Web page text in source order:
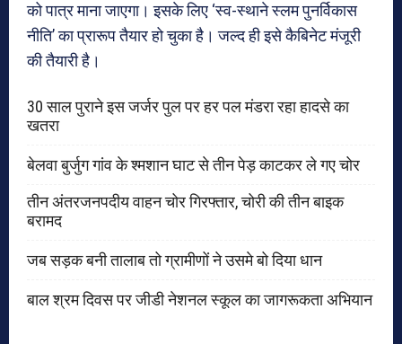
को पात्र माना जाएगा। इसके लिए ‘स्व-स्थाने स्लम पुनर्विकास
नीति’ का प्रारूप तैयार हो चुका है। जल्द ही इसे कैबिनेट मंजूरी
की तैयारी है।
30 साल पुराने इस जर्जर पुल पर हर पल मंडरा रहा हादसे का
खतरा
बेलवा बुर्जुग गांव के श्मशान घाट से तीन पेड़ काटकर ले गए चोर
तीन अंतरजनपदीय वाहन चोर गिरफ्तार, चोरी की तीन बाइक
बरामद
जब सड़क बनी तालाब तो ग्रामीणों ने उसमे बो दिया धान
बाल श्रम दिवस पर जीडी नेशनल स्कूल का जागरूकता अभियान